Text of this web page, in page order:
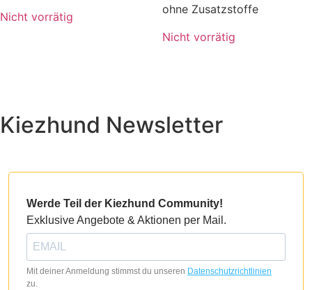
Nicht vorrätig
ohne Zusatzstoffe
Nicht vorrätig
Varianten
auf.
Optionen
auf
der
Produktseite
werden
Kiezhund Newsletter
Werde Teil der Kiezhund Community!
Exklusive Angebote & Aktionen per Mail.
Mit deiner Anmeldung stimmst du unseren Datenschutzrichtlinien
zu.